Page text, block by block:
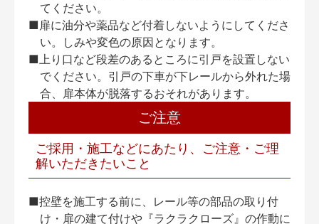
てください。
■扉に油分や薬品など付着しないようにしてくださ
い。しみや変色の原因となります。
■上り口など段差のあるところに引戸を設置しない
でください。引戸の下車が下レールから外れた場
合、扉本体が脱落するおそれがあります。
ご注意
ご採用・施工などにあたり、ご注意・ご理
解いただきたいこと
■控壁を施工する前に、レール等の部品の取り付
け・扉の建て付けや『ラクラクローズ』の作動に